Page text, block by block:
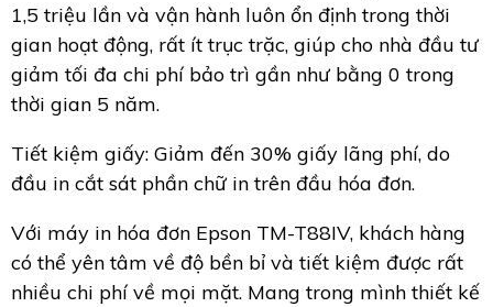
1,5 triệu lần và vận hành luôn ổn định trong thời
gian hoạt động, rất ít trục trặc, giúp cho nhà đầu tư
giảm tối đa chi phí bảo trì gần như bằng 0 trong
thời gian 5 năm.
Tiết kiệm giấy: Giảm đến 30% giấy lãng phí, do
đầu in cắt sát phần chữ in trên đầu hóa đơn.
Với máy in hóa đơn Epson TM-T88IV, khách hàng
có thể yên tâm về độ bền bỉ và tiết kiệm được rất
nhiều chi phí về mọi mặt. Mang trong mình thiết kế